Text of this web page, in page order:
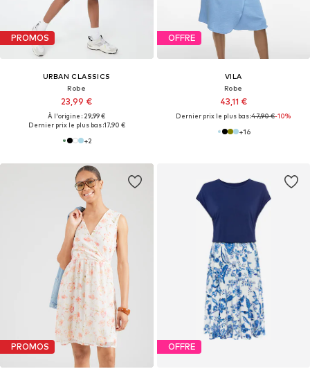
PROMOS
URBAN CLASSICS
Robe
23,99 €
À l'origine : 29,99 €
Dernier prix le plus bas :17,90 €
+2
OFFRE
VILA
Robe
43,11 €
Dernier prix le plus bas :47,90 €-10%
+16
PROMOS OFFRE